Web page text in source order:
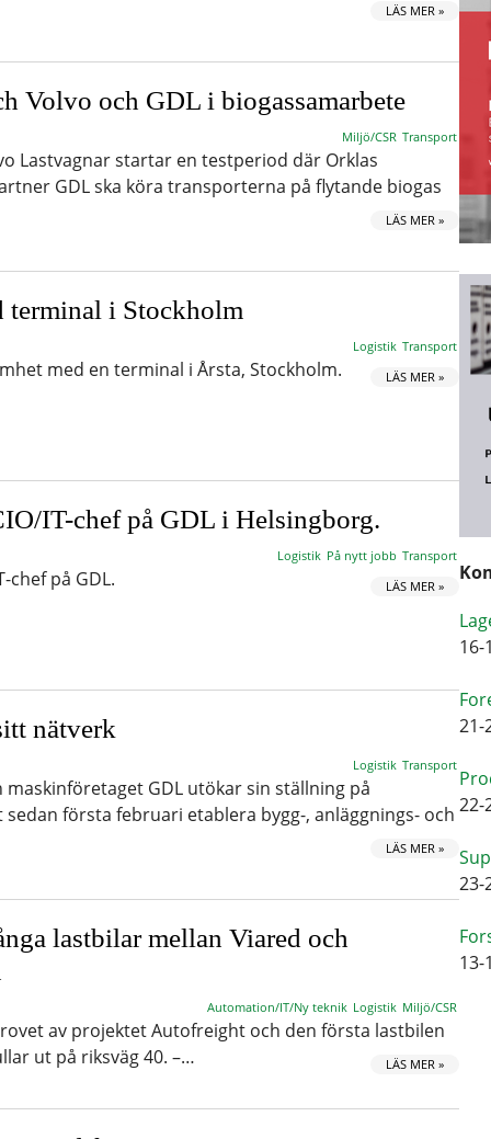
LÄS MER »
Volvo och GDL i biogassamarbete
Miljö/CSR Transport
Lastvagnar startar en testperiod där Orklas
GDL ska köra transporterna på flytande biogas
LÄS MER »
terminal i Stockholm
Logistik Transport
med en terminal i Årsta, Stockholm. LÄS MER »
IT-chef på GDL i Helsingborg.
Logistik På nytt jobb Transport
chef på GDL. LÄS MER »
nätverk
Logistik Transport
GDL utökar sin ställning på
första februari etablera bygg-, anläggnings- och
LÄS MER »
lastbilar mellan Viared och
Automation/IT/Ny teknik Logistik Miljö/CSR
av projektet Autofreight och den första lastbilen
ut på riksväg 40. –…
LÄS MER »
21-
22-
23-